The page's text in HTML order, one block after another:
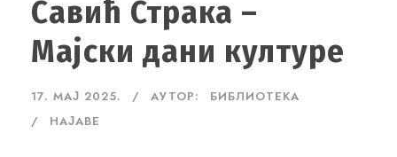
Савић Страка –
Мајски дани културе
17. МАЈ 2025. АУТОР:
БИБЛИОТЕКА
НАЈАВЕ